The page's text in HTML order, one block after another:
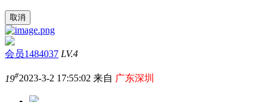
取消
会员1484037 LV.4
19#2023-3-2 17:55:02 来自 广东深圳